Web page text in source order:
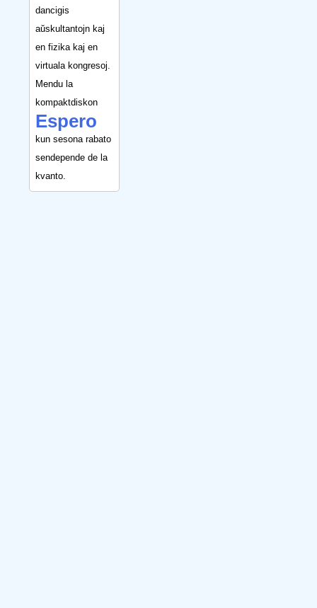
dancigis
aŭskultantojn kaj
en fizika kaj en
virtuala kongresoj.
Mendu la
kompaktdiskon
Espero
kun sesona rabato
sendepende de la
kvanto.